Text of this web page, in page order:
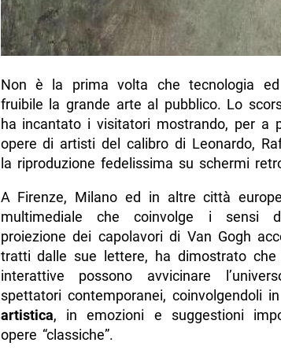
Non è la prima volta che tecnologia
fruibile la grande arte al pubblico. Lo
ha incantato i visitatori mostrando, per a
opere di artisti del calibro di Leonardo,
la riproduzione fedelissima su schermi
A Firenze, Milano ed in altre città
multimediale che coinvolge i sensi
proiezione dei capolavori di Van Gogh
tratti dalle sue lettere, ha dimostrato
interattive possono avvicinare
spettatori contemporanei, coinvolgendoli in
artistica, in emozioni e suggestioni
opere “classiche”.